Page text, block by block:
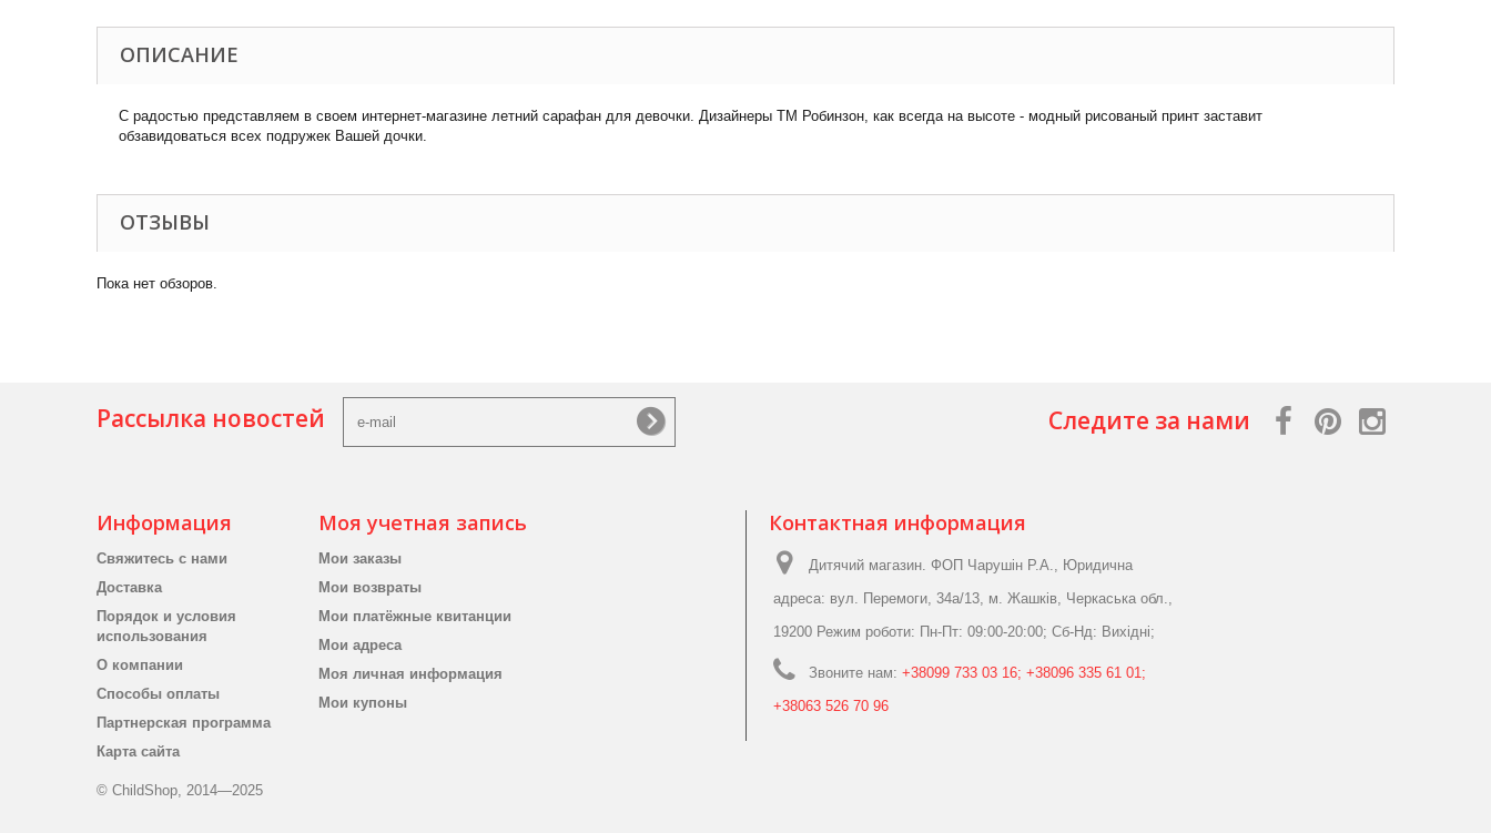
ОПИСАНИЕ
С радостью представляем в своем интернет-магазине летний сарафан для девочки. Дизайнеры ТМ Робинзон, как всегда на высоте - модный рисованый принт заставит
обзавидоваться всех подружек Вашей дочки.
ОТЗЫВЫ
Пока нет обзоров.
Рассылка новостей Следите за нами
Информация
Свяжитесь с нами
Доставка
Порядок и условия
использования
О компании
Способы оплаты
Партнерская программа
Карта сайта
© ChildShop, 2014—2025
Моя учетная запись
Мои заказы
Мои возвраты
Мои платёжные квитанции
Мои адреса
Моя личная информация
Мои купоны
Контактная информация
Дитячий магазин. ФОП Чарушін Р.А., Юридична
адреса: вул. Перемоги, 34а/13, м. Жашків, Черкаська обл.,
19200 Режим роботи: Пн-Пт: 09:00-20:00; Сб-Нд: Вихідні;
Звоните нам: +38099 733 03 16; +38096 335 61 01;
+38063 526 70 96